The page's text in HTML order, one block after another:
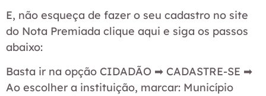
E, não esqueça de fazer o seu cadastro no site
do Nota Premiada clique aqui e siga os passos
abaixo:
Basta ir na opção CIDADÃO ➡ CADASTRE-SE ➡
Ao escolher a instituição, marcar: Município